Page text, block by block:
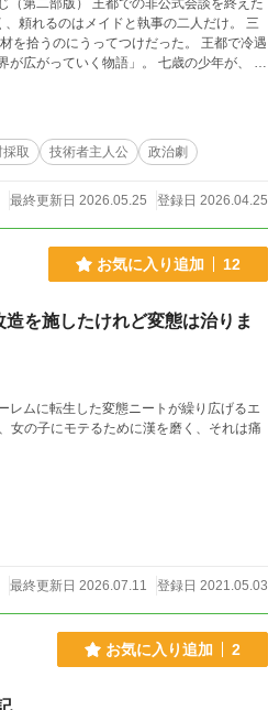
頼れるのはメイドと執事の二人だけ。 三
採取 技術者主人公 政治劇
最終更新日 2026.05.25 登録日 2026.04.25
お気に入り追加 12
を施したけれど変態は治りま
レムに転生した変態ニートが繰り広げるエ
女の子にモテるために漢を磨く、それは痛
最終更新日 2026.07.11 登録日 2021.05.03
お気に入り追加 2